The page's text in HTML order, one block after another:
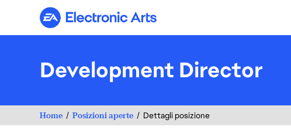
Electronic Arts
Development Director
Home Posizioni aperte Dettagli posizione